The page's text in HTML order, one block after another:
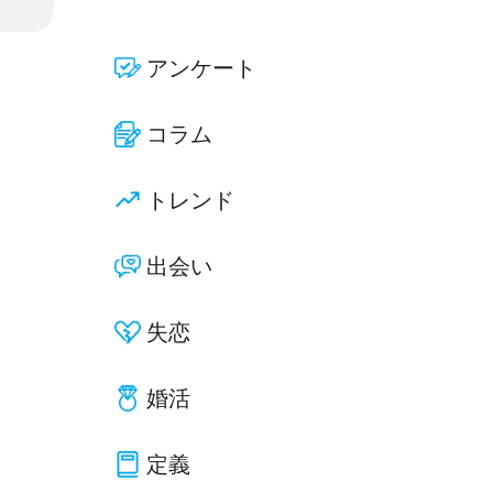
アンケート
コラム
トレンド
出会い
失恋
婚活
定義